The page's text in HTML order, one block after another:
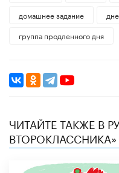
домашнее задание
группа продленного дня
ЧИТАЙТЕ ТАКЖЕ В
ВТОРОКЛАССНИКА»